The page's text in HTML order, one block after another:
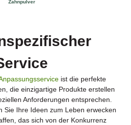
Zahnpulver
ist die perfekte
die einzigartige Produkte erstellen
Anforderungen entsprechen.
Sie Ihre Ideen zum Leben erwecken
das sich von der Konkurrenz